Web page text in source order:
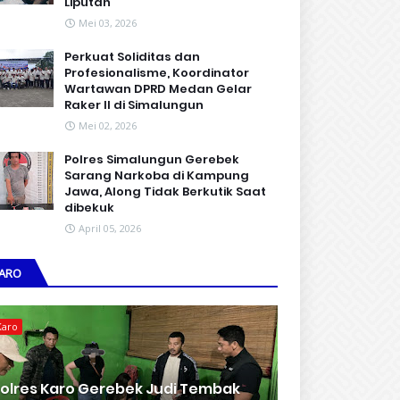
Mei 03, 2026
Perkuat Soliditas dan
Profesionalisme, Koordinator
Wartawan DPRD Medan Gelar
Raker II di Simalungun
Mei 02, 2026
Polres Simalungun Gerebek
Sarang Narkoba di Kampung
Jawa, Along Tidak Berkutik Saat
dibekuk
April 05, 2026
Karo Gerebek Judi Tembak